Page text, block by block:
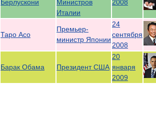
Берлускони
Министров
Италии
2008
Таро Асо
Премьер-
министр Японии
24
сентября
2008
Барак Обама Президент США
20
января
2009